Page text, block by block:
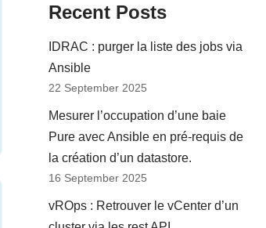
Recent Posts
IDRAC : purger la liste des jobs via
Ansible
22 September 2025
Mesurer l’occupation d’une baie
Pure avec Ansible en pré-requis de
la création d’un datastore.
16 September 2025
vROps : Retrouver le vCenter d’un